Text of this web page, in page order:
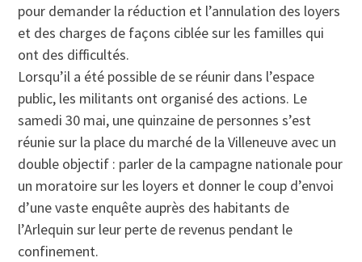
pour demander la réduction et l’annulation des loyers
et des charges de façons ciblée sur les familles qui
ont des difficultés.
Lorsqu’il a été possible de se réunir dans l’espace
public, les militants ont organisé des actions. Le
samedi 30 mai, une quinzaine de personnes s’est
réunie sur la place du marché de la Villeneuve avec un
double objectif : parler de la campagne nationale pour
un moratoire sur les loyers et donner le coup d’envoi
d’une vaste enquête auprès des habitants de
l’Arlequin sur leur perte de revenus pendant le
confinement.